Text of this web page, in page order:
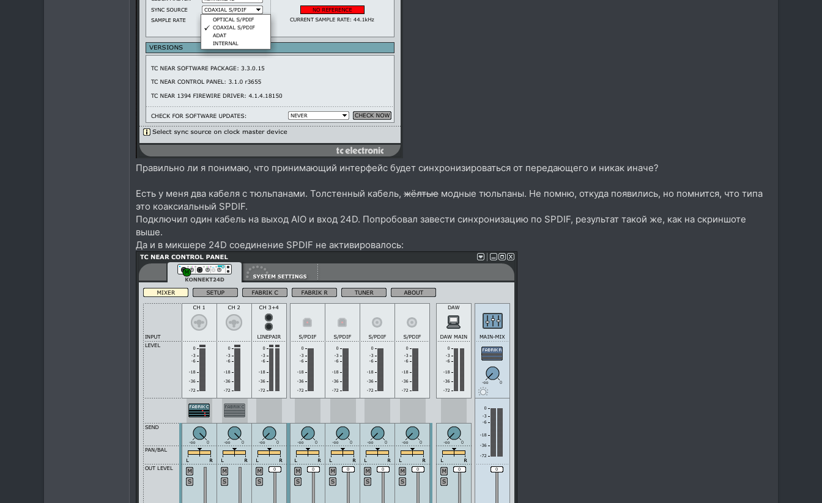
Правильно ли я понимаю, что принимающий интерфейс будет синхронизироваться от передающего и никак иначе?
Есть у меня два кабеля с тюльпанами. Толстенный кабель, жёлтые модные тюльпаны. Не помню, откуда появились, но помнится, что типа
это коаксиальный SPDIF.
Подключил один кабель на выход AIO и вход 24D. Попробовал завести синхронизацию по SPDIF, результат такой же, как на скриншоте
выше.
Да и в микшере 24D соединение SPDIF не активировалось: